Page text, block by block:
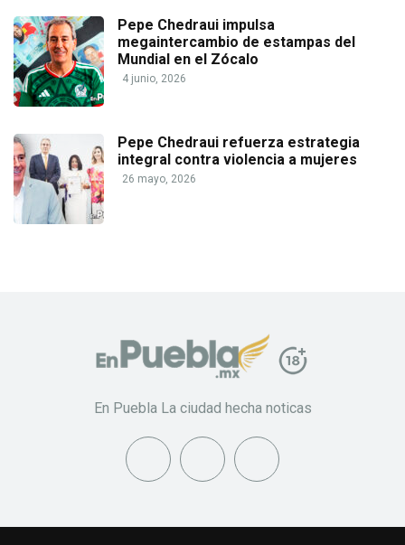
Pepe Chedraui impulsa
megaintercambio de estampas del
Mundial en el Zócalo
4 junio, 2026
Pepe Chedraui refuerza estrategia
integral contra violencia a mujeres
26 mayo, 2026
En Puebla La ciudad hecha noticas